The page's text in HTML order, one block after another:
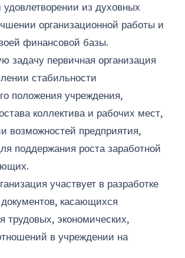
из духовных
организационной работы и
финансовой базы.
задачу первичная организация
стабильности
положения учреждения,
коллектива и рабочих мест,
возможностей предприятия,
поддержания роста заработной
участвует в разработке
касающихся
трудовых, экономических,
в учреждении на